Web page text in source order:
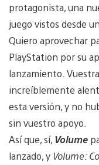
protagonista, una
juego vistos desde
Quiero aprovechar
PlayStation por su
lanzamiento.
increíblemente
esta versión, y no
sin vuestro apoyo.
Así que, sí, Volume
lanzado, y Volume: